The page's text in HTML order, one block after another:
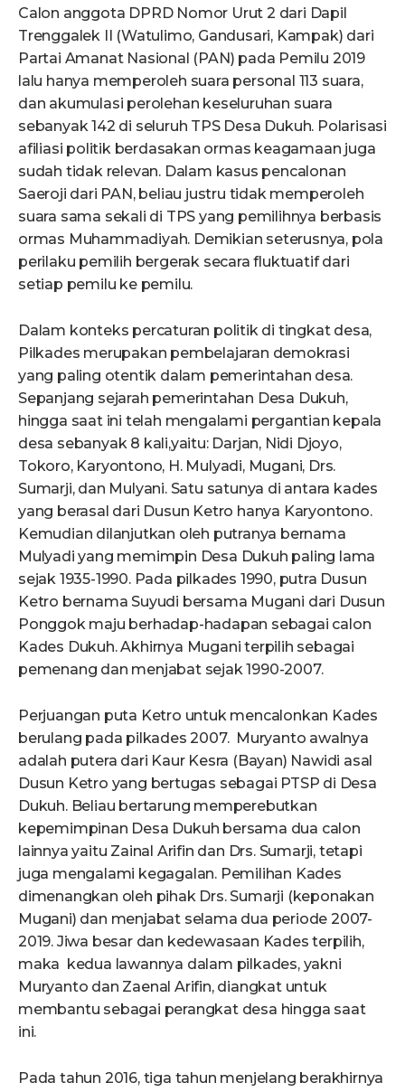
Calon anggota DPRD Nomor Urut 2 dari Dapil
Trenggalek II (Watulimo, Gandusari, Kampak) dari
Partai Amanat Nasional (PAN) pada Pemilu 2019
lalu hanya memperoleh suara personal 113 suara,
dan akumulasi perolehan keseluruhan suara
sebanyak 142 di seluruh TPS Desa Dukuh. Polarisasi
afiliasi politik berdasakan ormas keagamaan juga
sudah tidak relevan. Dalam kasus pencalonan
Saeroji dari PAN, beliau justru tidak memperoleh
suara sama sekali di TPS yang pemilihnya berbasis
ormas Muhammadiyah. Demikian seterusnya, pola
perilaku pemilih bergerak secara fluktuatif dari
setiap pemilu ke pemilu.
Dalam konteks percaturan politik di tingkat desa,
Pilkades merupakan pembelajaran demokrasi
yang paling otentik dalam pemerintahan desa.
Sepanjang sejarah pemerintahan Desa Dukuh,
hingga saat ini telah mengalami pergantian kepala
desa sebanyak 8 kali,yaitu: Darjan, Nidi Djoyo,
Tokoro, Karyontono, H. Mulyadi, Mugani, Drs.
Sumarji, dan Mulyani. Satu satunya di antara kades
yang berasal dari Dusun Ketro hanya Karyontono.
Kemudian dilanjutkan oleh putranya bernama
Mulyadi yang memimpin Desa Dukuh paling lama
sejak 1935-1990. Pada pilkades 1990, putra Dusun
Ketro bernama Suyudi bersama Mugani dari Dusun
Ponggok maju berhadap-hadapan sebagai calon
Kades Dukuh. Akhirnya Mugani terpilih sebagai
pemenang dan menjabat sejak 1990-2007.
Perjuangan puta Ketro untuk mencalonkan Kades
berulang pada pilkades 2007. Muryanto awalnya
adalah putera dari Kaur Kesra (Bayan) Nawidi asal
Dusun Ketro yang bertugas sebagai PTSP di Desa
Dukuh. Beliau bertarung memperebutkan
kepemimpinan Desa Dukuh bersama dua calon
lainnya yaitu Zainal Arifin dan Drs. Sumarji, tetapi
juga mengalami kegagalan. Pemilihan Kades
dimenangkan oleh pihak Drs. Sumarji (keponakan
Mugani) dan menjabat selama dua periode 2007-
2019. Jiwa besar dan kedewasaan Kades terpilih,
maka kedua lawannya dalam pilkades, yakni
Muryanto dan Zaenal Arifin, diangkat untuk
membantu sebagai perangkat desa hingga saat
ini.
Pada tahun 2016, tiga tahun menjelang berakhirnya